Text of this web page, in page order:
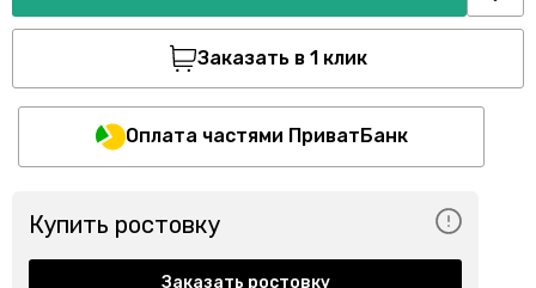
Заказать в 1 клик
Оплата частями ПриватБанк
Купить ростовку
Заказать ростовку